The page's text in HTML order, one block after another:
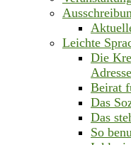
Leichte
Die
Beirat
Das
Das
So